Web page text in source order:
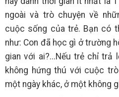
ngoài và trò chuyện về
cuộc sống của trẻ. Bạn có
như: Con đã học gì ở trường
gian với ai?...Nếu trẻ chỉ trả
không hứng thú với cuộc
một ngày khác, ở một không